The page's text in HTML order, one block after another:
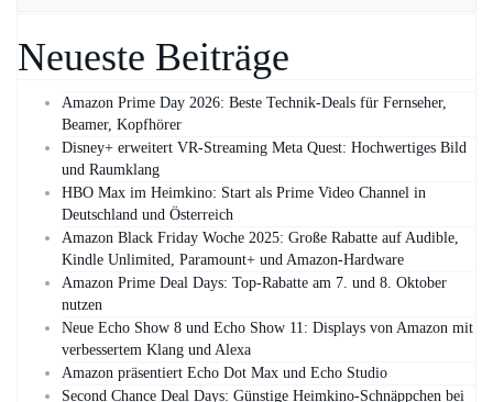
Neueste Beiträge
Amazon Prime Day 2026: Beste Technik-Deals für Fernseher,
Beamer, Kopfhörer
Disney+ erweitert VR‑Streaming Meta Quest: Hochwertiges Bild
und Raumklang
HBO Max im Heimkino: Start als Prime Video Channel in
Deutschland und Österreich
Amazon Black Friday Woche 2025: Große Rabatte auf Audible,
Kindle Unlimited, Paramount+ und Amazon‑Hardware
Amazon Prime Deal Days: Top-Rabatte am 7. und 8. Oktober
nutzen
Neue Echo Show 8 und Echo Show 11: Displays von Amazon mit
verbessertem Klang und Alexa
Amazon präsentiert Echo Dot Max und Echo Studio
Second Chance Deal Days: Günstige Heimkino-Schnäppchen bei